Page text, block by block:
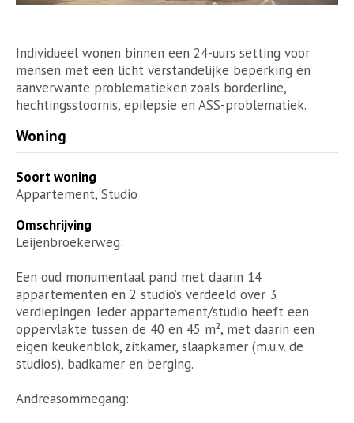
Individueel wonen binnen een 24-uurs setting voor
mensen met een licht verstandelijke beperking en
aanverwante problematieken zoals borderline,
hechtingsstoornis, epilepsie en ASS-problematiek.
Woning
Soort woning
Appartement, Studio
Omschrijving
Leijenbroekerweg:
Een oud monumentaal pand met daarin 14
appartementen en 2 studio’s verdeeld over 3
verdiepingen. Ieder appartement/studio heeft een
oppervlakte tussen de 40 en 45 m², met daarin een
eigen keukenblok, zitkamer, slaapkamer (m.u.v. de
studio’s), badkamer en berging.
Andreasommegang: